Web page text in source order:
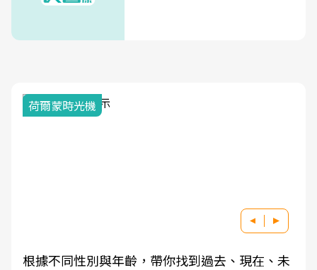
荷爾蒙時光機
根據不同性別與年齡，帶你找到過去、現在、未